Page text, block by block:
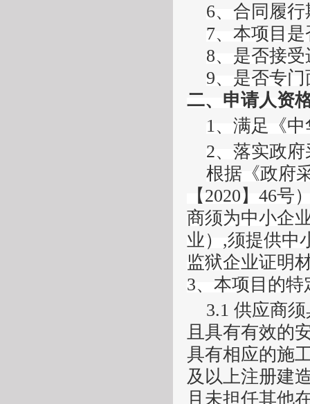
6、 合同履行
7、 本项目 是
8、是否接
9、是否专
二、 申请人资
1、满足《
2、 落实政
根据《政府
【 2020】46号
商须为中小企
业）,须提供中
监狱企业证明
3、 本项目的特
3.1 供应商须
且具有有效的
具有相应的施
及以上注册建
且未担任其他